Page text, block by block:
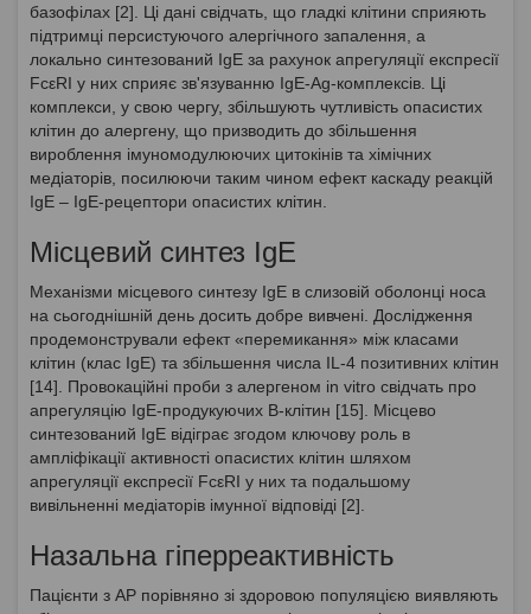
базофілах [2]. Ці дані свідчать, що гладкі клітини сприяють
підтримці персистуючого алергічного запалення, а
локально синтезований IgE за рахунок апрегуляції експресії
FcεRI у них сприяє зв'язуванню IgE-Ag-комплексів. Ці
комплекси, у свою чергу, збільшують чутливість опасистих
клітин до алергену, що призводить до збільшення
вироблення імуномодулюючих цитокінів та хімічних
медіаторів, посилюючи таким чином ефект каскаду реакцій
IgE – IgE-рецептори опасистих клітин.
Місцевий синтез IgE
Механізми місцевого синтезу IgE в слизовій оболонці носа
на сьогоднішній день досить добре вивчені. Дослідження
продемонстрували ефект «перемикання» між класами
клітин (клас IgE) та збільшення числа IL-4 позитивних клітин
[14]. Провокаційні проби з алергеном in vitro свідчать про
апрегуляцію IgE-продукуючих B-клітин [15]. Місцево
синтезований IgE відіграє згодом ключову роль в
ампліфікації активності опасистих клітин шляхом
апрегуляції експресії FcεRI у них та подальшому
вивільненні медіаторів імунної відповіді [2].
Назальна гіперреактивність
Пацієнти з АР порівняно зі здоровою популяцією виявляють